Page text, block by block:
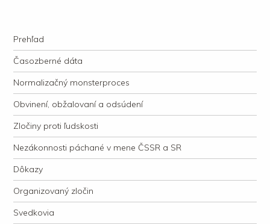
justície
Navigation
Skip to content
Prehľad
Časozberné dáta
Normalizačný monsterproces
Obvinení, obžalovaní a odsúdení
Zločiny proti ľudskosti
Nezákonnosti páchané v mene ČSSR a SR
Dôkazy
Organizovaný zločin
Svedkovia